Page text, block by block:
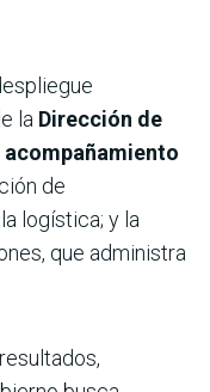
la Dirección de
acompañamiento
de
logística; y la
que administra